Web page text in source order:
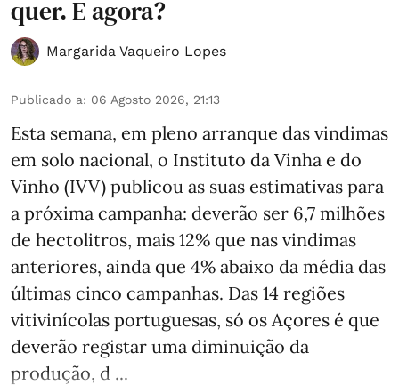
quer. E agora?
Margarida Vaqueiro Lopes
Publicado a: 06 Agosto 2026, 21:13
Esta semana, em pleno arranque das vindimas
em solo nacional, o Instituto da Vinha e do
Vinho (IVV) publicou as suas estimativas para
a próxima campanha: deverão ser 6,7 milhões
de hectolitros, mais 12% que nas vindimas
anteriores, ainda que 4% abaixo da média das
últimas cinco campanhas. Das 14 regiões
vitivinícolas portuguesas, só os Açores é que
deverão registar uma diminuição da
produção, d ...